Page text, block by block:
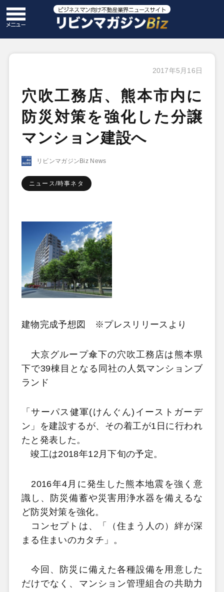
2017年5月16日
穴吹工務店、熊本市内に
防災対策を強化した分譲
マンション建設へ
リビンマガジンBiz News
ニュース/時事ネタ
建物完成予想図 ※プレスリリースより
大京グループ傘下の穴吹工務店は熊本県
下で39棟目となる同社の人気マンションブ
ランド
「サーパス健軍(けんぐん)イーストガーデ
ン」を建設するが、その着工が1日に行われ
たと発表した。
竣工は2018年12月下旬の予定。
2016年4月に発生した熊本地震を強く意
識し、防災備蓄や災害用浄水器を備えるな
ど防災対策を強化。
コンセプトは、「（住まう人の）絆が深
まる住まいのカタチ」。
今回、防災に備えた各種設備を用意した
だけでなく、マンション管理組合の共助力